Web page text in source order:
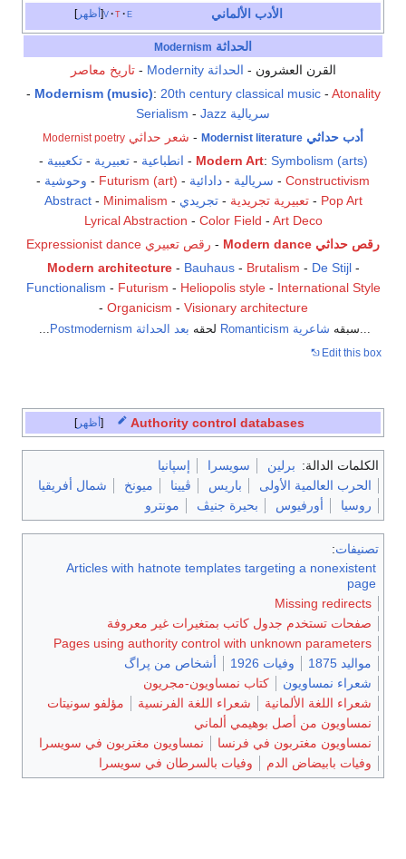
أظهر v t e الأدب الألماني
الحداثة Modernism
القرن العشرون - الحداثة Modernity -تاريخ معاصر
Modernism (music): 20th century classical music- Atonality
-
سريالية Serialism
- Jazz
أدب حداثي Modernist literature
- شعر حداثي Modernist poetry
Modern Art: Symbolism (arts)
- انطباعية -تعبيرية -تكعيبية -
Constructivism
- سريالية - دادائية -
Futurism (art)
- وحوشية -
Pop Art
-تعبيرية تجريدية -تجريدي Abstract - Minimalism -
Lyrical Abstraction - Color Field - Art Deco
رقص حداثي Modern dance
- رقص تعبيري Expressionist dance
Modern architecture- Bauhaus- Brutalism - De Stijl-
Functionalism - Futurism - Heliopolis style- International Style
- Organicism - Visionary architecture
...سبقه شاعرية Romanticism لحقه بعد الحداثة Postmodernism ...
Edit this box
أظهر Authority control databases
الكلمات الدالة: برلين سويسرا
إسپانيا
الحرب العالمية الأولى
باريس ڤيينا ميونخ
شمال أفريقيا
روسيا
أورفيوس بحيرة جنيڤ مونترو
تصنيفات:
Articles with hatnote templates targeting a nonexistent
page
Missing redirects
صفحات تستخدم جدول كاتب بمتغيرات غير معروفة
Pages using authority control with unknown parameters
مواليد 1875
وفيات 1926
أشخاص من پراگ
شعراء نمساويون
كتاب نمساويون-مجريون
شعراء اللغة الألمانية
شعراء اللغة الفرنسية
مؤلفو سونيتات
نمساويون من أصل بوهيمي ألماني
نمساويون مغتربون في فرنسا
نمساويون مغتربون في سويسرا
وفيات بابيضاض الدم
وفيات بالسرطان في سويسرا